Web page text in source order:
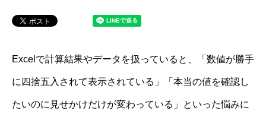
Excelで計算結果やデータを扱っていると、「数値が勝手
に四捨五入されて表示されている」「本当の値を確認し
たいのに見せかけだけが変わっている」といった悩みに